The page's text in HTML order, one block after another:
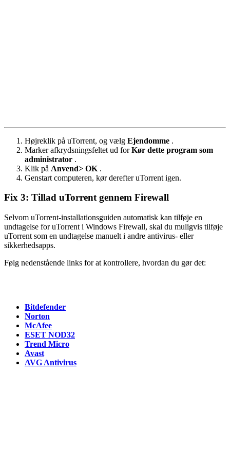
Højreklik på uTorrent, og vælg Ejendomme .
Marker afkrydsningsfeltet ud forKør dette program som
administrator .
Klik på Anvend> OK .
Genstart computeren, kør derefter uTorrent igen.
Fix 3: Tillad uTorrent gennem Firewall
Selvom uTorrent-installationsguiden automatisk kan tilføje en
undtagelse for uTorrent i Windows Firewall, skal du muligvis tilføje
uTorrent som en undtagelse manuelt i andre antivirus- eller
sikkerhedsapps.
Følg nedenstående links for at kontrollere, hvordan du gør det:
Bitdefender
Norton
McAfee
ESET NOD32
Trend Micro
Avast
AVG Antivirus